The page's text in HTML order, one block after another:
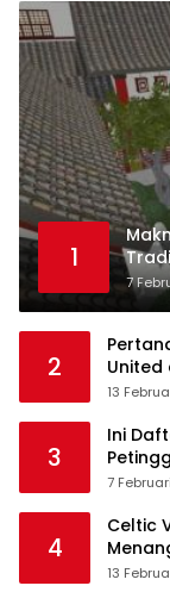
1
7
2
United
13
3
Ini
7
4
Celtic
13